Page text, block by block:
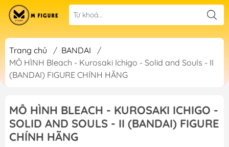
Trang chủ / BANDAI
/
MÔ HÌNH Bleach - Kurosaki Ichigo - Solid and Souls - II
(BANDAI) FIGURE CHÍNH HÃNG
MÔ HÌNH BLEACH - KUROSAKI ICHIGO -
SOLID AND SOULS - II (BANDAI) FIGURE
CHÍNH HÃNG